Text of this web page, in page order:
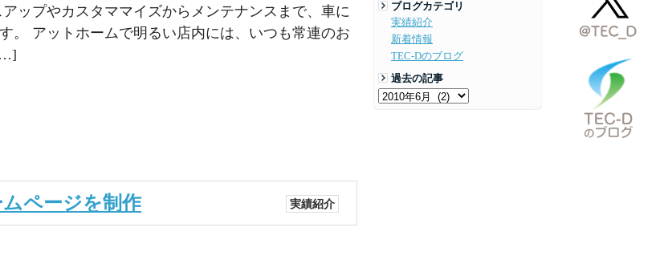
ブログカテゴリ
実績紹介
新着情報
TEC-Dのブログ
過去の記事
ップやカスタママイズからメンテナンスまで、車に
。 アットホームで明るい店内には、いつも常連のお
ページを制作 実績紹介